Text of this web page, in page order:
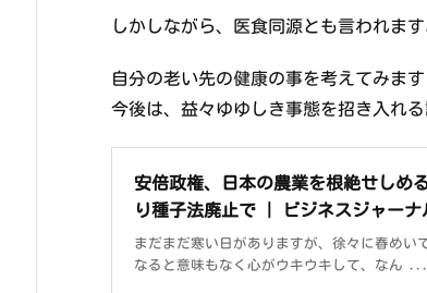
しかしながら、医食同源とも言われま
自分の老い先の健康の事を考えてみま
今後は、益々ゆゆしき事態を招き入れ
安倍政権、日本の農業を根絶せしめ
り種子法廃止で | ビジネスジャーナ
まだまだ寒い日がありますが、徐々に春めい
なると意味もなく心がウキウキして、なん ...